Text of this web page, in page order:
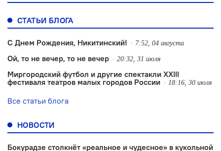
СТАТЬИ БЛОГА
С Днем Рождения, Никитинский! 7:52, 04 августа
Ой, то не вечер, то не вечер 20:32, 31 июля
Миргородский футбол и другие спектакли XXIII
фестиваля театров малых городов России
18:16, 30 июля
Все статьи блога
НОВОСТИ
Бокурадзе столкнëт «реальное и чудесное» в кукольной